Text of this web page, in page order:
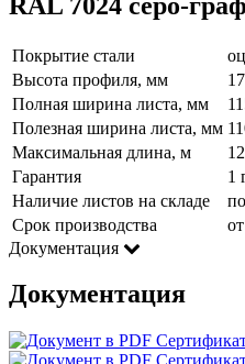
Покрытие стали
Высота профиля, мм
17
Полная ширина листа, мм
Полезная ширина листа, мм
Максимальная длина, м
12
Гарантия
1
Наличие листов на складе
Срок производства
Документация
Документация